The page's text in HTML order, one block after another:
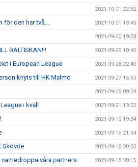
2021-10-01 22:32
för den har två... 2021-10-01 13:43
2021-09-30 19:58
BALTISKAN!!! 2021-09-29 10:40
i European League 2021-09-28 22:40
knyts till HK Malmö 2021-09-27 15:53
2021-09-25 09:29
i kväll 2021-09-21 13:23
2021-09-19 19:34
2021-09-16 21:34
Skövde 2021-09-15 20:50
våra partners 2021-09-15 20:15